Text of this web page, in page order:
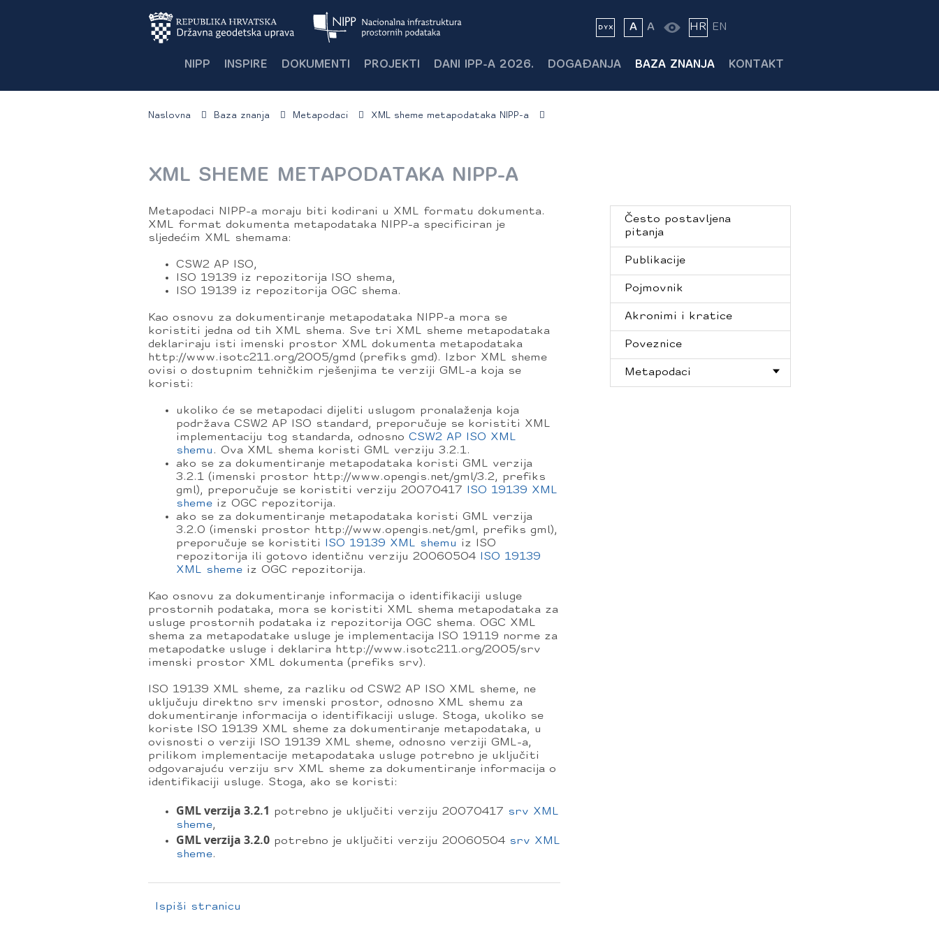
A A HR EN
NIPP INSPIRE DOKUMENTI PROJEKTI DANI IPP-A 2026. DOGAĐANJA BAZA ZNANJA KONTAKT
Naslovna Baza znanja Metapodaci XML sheme metapodataka NIPP-a
XML SHEME METAPODATAKA NIPP-A
Metapodaci NIPP-a moraju biti kodirani u XML formatu dokumenta.
XML format dokumenta metapodataka NIPP-a specificiran je
sljedećim XML shemama:
CSW2 AP ISO,
ISO 19139 iz repozitorija ISO shema,
ISO 19139 iz repozitorija OGC shema.
Kao osnovu za dokumentiranje metapodataka NIPP-a mora se
koristiti jedna od tih XML shema. Sve tri XML sheme metapodataka
deklariraju isti imenski prostor XML dokumenta metapodataka
http://www.isotc211.org/2005/gmd (prefiks gmd). Izbor XML sheme
ovisi o dostupnim tehničkim rješenjima te verziji GML-a koja se
koristi:
ukoliko će se metapodaci dijeliti uslugom pronalaženja koja
podržava CSW2 AP ISO standard, preporučuje se koristiti XML
implementaciju tog standarda, odnosno CSW2 AP ISO XML
shemu . Ova XML shema koristi GML verziju 3.2.1.
ako se za dokumentiranje metapodataka koristi GML verzija
3.2.1 (imenski prostor http://www.opengis.net/gml/3.2, prefiks
gml), preporučuje se koristiti verziju 20070417 ISO 19139 XML
sheme iz OGC repozitorija.
ako se za dokumentiranje metapodataka koristi GML verzija
3.2.0 (imenski prostor http://www.opengis.net/gml, prefiks gml),
preporučuje se koristiti
ISO 19139 XML shemu iz ISO
repozitorija ili gotovo identičnu verziju 20060504 ISO 19139
XML sheme iz OGC repozitorija.
Kao osnovu za dokumentiranje informacija o identifikaciji usluge
prostornih podataka, mora se koristiti XML shema metapodataka za
usluge prostornih podataka iz repozitorija OGC shema. OGC XML
shema za metapodatake usluge je implementacija ISO 19119 norme za
metapodatke usluge i deklarira http://www.isotc211.org/2005/srv
imenski prostor XML dokumenta (prefiks srv).
ISO 19139 XML sheme, za razliku od CSW2 AP ISO XML sheme, ne
uključuju direktno srv imenski prostor, odnosno XML shemu za
dokumentiranje informacija o identifikaciji usluge. Stoga, ukoliko se
koriste ISO 19139 XML sheme za dokumentiranje metapodataka, u
ovisnosti o verziji ISO 19139 XML sheme, odnosno verziji GML-a,
prilikom implementacije metapodataka usluge potrebno je uključiti
odgovarajuću verziju srv XML sheme za dokumentiranje informacija o
identifikaciji usluge. Stoga, ako se koristi:
GML verzija 3.2.1 potrebno je uključiti verziju 20070417 srv XML
sheme,
GML verzija 3.2.0 potrebno je uključiti verziju 20060504 srv XML
sheme.
Ispiši stranicu
Često postavljena
pitanja
Publikacije
Pojmovnik
Akronimi i kratice
Poveznice
Metapodaci